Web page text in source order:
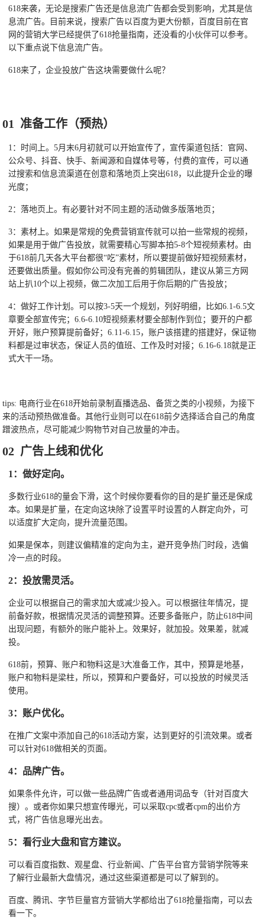
618来袭，无论是搜索广告还是信息流广告都会受到影响，尤其是信
息流广告。目前来说，搜索广告以百度为更大份额，百度目前在官
网的营销大学已经提供了618抢量指南，还没看的小伙伴可以参考。
以下重点说下信息流广告。
618来了，企业投放广告这块需要做什么呢？
01 准备工作（预热）
1：时间上。5月末6月初就可以开始宣传了，宣传渠道包括：官网、
公众号、抖音、快手、新闻源和自媒体号等，付费的宣传，可以通
过搜索和信息流渠道在创意和落地页上突出618，以此提升企业的曝
光度；
2：落地页上。有必要针对不同主题的活动做多版落地页；
3：素材上。如果是常规的免费营销宣传就可以拍一些常规的视频，
如果是用于做广告投放，就需要精心写脚本拍5-8个短视频素材。由
于618前几天各大平台都很“吃”素材，所以要提前做好短视频素材，
还要做出质量。假如你公司没有完善的剪辑团队，建议从第三方网
站上扒10个以上视频，做二次加工后用于你后期的广告投放；
4：做好工作计划。可以按3-5天一个规划，列好明细，比如6.1-6.5文
章要全部宣传完；6.6-6.10短视频素材要全部制作到位；要开的户都
开好，账户预算提前备好；6.11-6.15，账户该搭建的搭建好，保证物
料都是过审状态，保证人员的值班、工作及时对接；6.16-6.18就是正
式大干一场。
tips: 电商行业在618开始前录制直播选品、备货之类的小视频，为接下
来的活动预热做准备。其他行业则可以在618前夕选择适合自己的角度
蹭波热点，尽可能减少购物节对自己放量的冲击。
02 广告上线和优化
1：做好定向。
多数行业618的量会下滑，这个时候你要看你的目的是扩量还是保成
本。如果是扩量，在定向这块除了设置平时设置的人群定向外，可
以适度扩大定向，提升流量范围。
如果是保本，则建议偏精准的定向为主，避开竞争热门时段，选偏
冷一点的时段。
2：投放需灵活。
企业可以根据自己的需求加大或减少投入。可以根据往年情况，提
前备好款，根据情况灵活的调整预算。还要多备账户，防止618中间
出现问题，有额外的账户能补上。效果好，就加投。效果差，就减
投。
618前，预算、账户和物料这是3大准备工作，其中，预算是地基，
账户和物料是梁柱，所以，预算和户要备好，可以投放的时候灵活
使用。
3：账户优化。
在推广文案中添加自己的618活动方案，达到更好的引流效果。或者
可以针对618做相关的页面。
4：品牌广告。
如果条件允许，可以做一些品牌广告或者通用词品专（针对百度大
搜）。或者你如果只想宣传曝光，可以采取cpc或者cpm的出价方
式，将广告信息曝光出去。
5：看行业大盘和官方建议。
可以看百度指数、观星盘、行业新闻、广告平台官方营销学院等来
了解行业最新大盘情况，通过这些渠道都是可以了解到的。
百度、腾讯、字节巨量官方营销大学都给出了618抢量指南，可以去
看一下。